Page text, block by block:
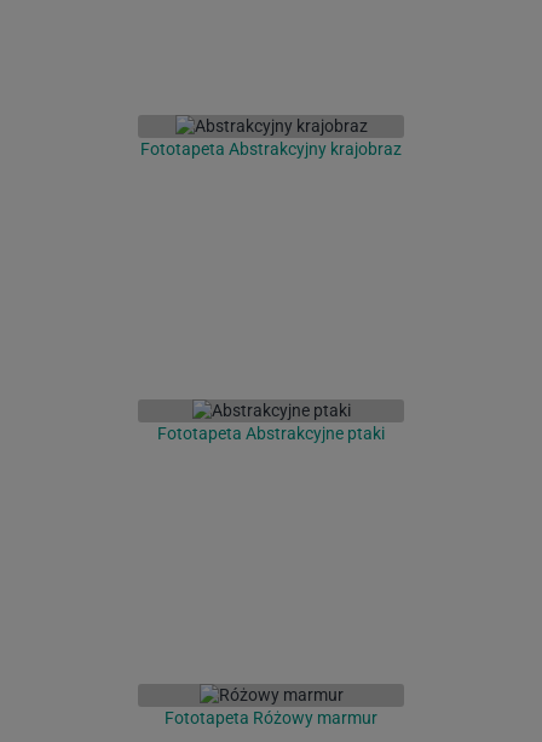
Fototapeta Abstrakcyjny krajobraz
Fototapeta Abstrakcyjne ptaki
Fototapeta Różowy marmur